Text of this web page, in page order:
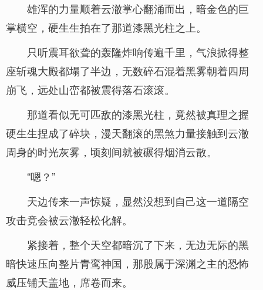
雄浑的力量顺着云澈掌心翻涌而出，暗金色的巨
掌横空，硬生生拍在了那道漆黑光柱之上。
只听震耳欲聋的轰隆炸响传遍千里，气浪掀得整
座斩魂大殿都塌了半边，无数碎石混着黑雾朝着四周
崩飞，远处山峦都被震得落石滚滚。
那道看似无可匹敌的漆黑光柱，竟然被真理之握
硬生生捏成了碎块，漫天翻滚的黑煞力量接触到云澈
周身的时光灰雾，顷刻间就被碾得烟消云散。
“嗯？”
天边传来一声惊疑，显然没想到自己这一道隔空
攻击竟会被云澈轻松化解。
紧接着，整个天空都暗沉了下来，无边无际的黑
暗快速压向整片青鸾神国，那股属于深渊之主的恐怖
威压铺天盖地，席卷而来。